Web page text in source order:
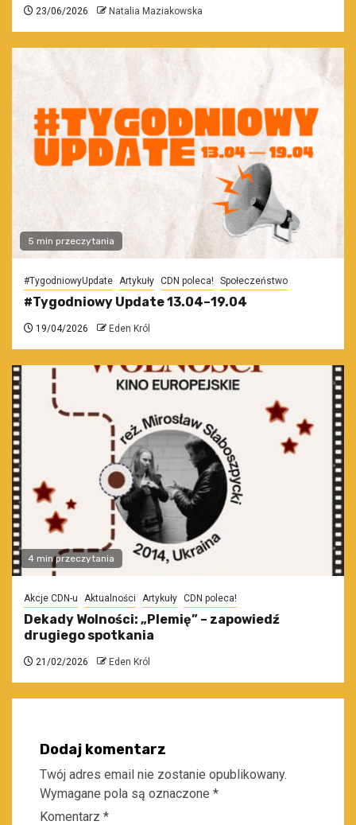
23/06/2026 Natalia Maziakowska
5 min przeczytania
#TygodniowyUpdate Artykuły CDN poleca! Społeczeństwo
#Tygodniowy Update 13.04–19.04
19/04/2026 Eden Król
4 min przeczytania
Akcje CDN-u Aktualności Artykuły CDN poleca!
Dekady Wolności: „Plemię” – zapowiedź
drugiego spotkania
21/02/2026 Eden Król
Dodaj komentarz
Twój adres email nie zostanie opublikowany.
Wymagane pola są oznaczone *
Komentarz *